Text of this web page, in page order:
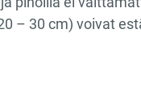
– 30 cm) voivat